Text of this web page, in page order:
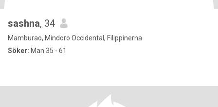
sashna, 34
Mamburao, Mindoro Occidental, Filippinerna
Söker: Man 35 - 61